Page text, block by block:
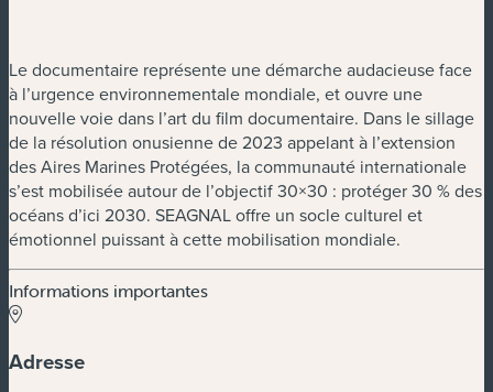
Le documentaire représente une démarche audacieuse face
à l’urgence environnementale mondiale, et ouvre une
nouvelle voie dans l’art du film documentaire. Dans le sillage
de la résolution onusienne de 2023 appelant à l’extension
des Aires Marines Protégées, la communauté internationale
s’est mobilisée autour de l’objectif 30×30 : protéger 30 % des
océans d’ici 2030. SEAGNAL offre un socle culturel et
émotionnel puissant à cette mobilisation mondiale.
Informations importantes
Adresse